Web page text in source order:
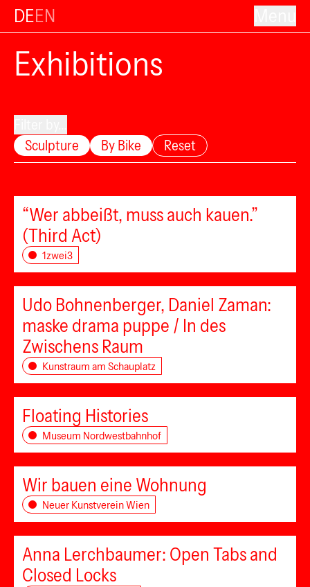
DEEN
Exhibitions
Sculpture
By Bike Reset
“Wer abbeißt, muss auch kauen.”
(Third Act)
1zwei3
Udo Bohnenberger, Daniel Zaman:
maske drama puppe / In des
Zwischens Raum
Kunstraum am Schauplatz
Floating Histories
Museum Nordwestbahnhof
Wir bauen eine Wohnung
Neuer Kunstverein Wien
Anna Lerchbaumer: Open Tabs and
Closed Locks